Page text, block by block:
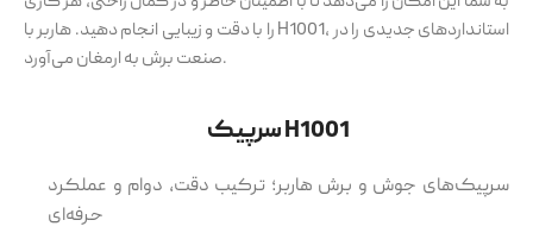
را با دقت و زیبایی انجام دهید. هاربر با H1001، استانداردهای جدیدی را در
صنعت برش به ارمغان می‌آورد.
سرپیک H1001
سرپیک‌های جوش و برش هاربر؛ ترکیب دقت، دوام و عملکرد
حرفه‌ای